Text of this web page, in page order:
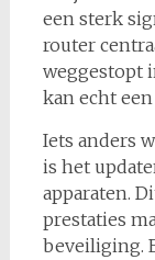
een sterk
router
weggestopt
kan echt
Iets anders
is het
apparaten.
prestaties
beveiliging.